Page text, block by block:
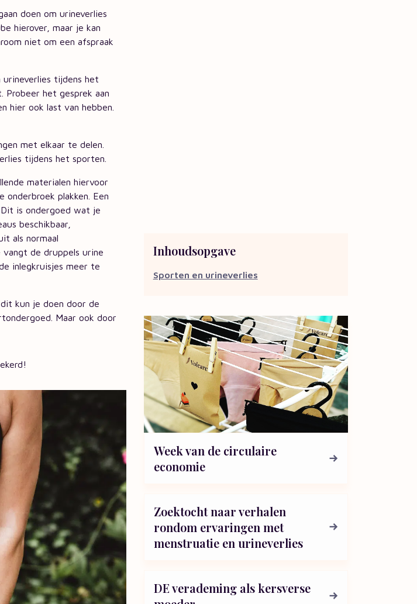
doen om urineverlies
hierover, maar je kan
niet om een afspraak
tijdens het
het gesprek aan
hier ook last van hebben.
met elkaar te delen.
tijdens het sporten.
materialen hiervoor
plakken. Een
. Dit is ondergoed wat je
beschikbaar,
als normaal
de druppels urine
inlegkruisjes meer te
kun je doen door de
Maar ook door
Inhoudsopgave
Sporten en urineverlies
Week van de circulaire
economie
Zoektocht naar verhalen
rondom ervaringen met
menstruatie en urineverlies
DE verademing als kersverse